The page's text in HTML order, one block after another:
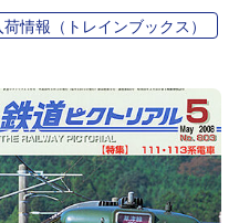
荷情報（トレインブックス）